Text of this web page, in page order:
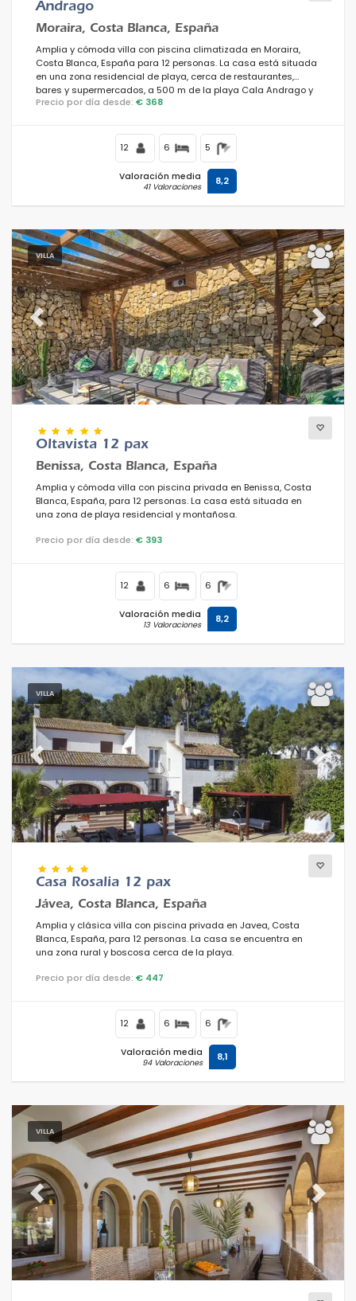
Andrago
Moraira, Costa Blanca, España
Amplia y cómoda villa con piscina climatizada en Moraira,
Costa Blanca, España para 12 personas. La casa está situada
en una zona residencial de playa, cerca de restaurantes,
bares y supermercados, a 500 m de la playa Cala Andrago y
a 0.
Precio por día desde: € 368
12 6 5
Valoración media
41 Valoraciones 8,2
VILLA
Previous Next
Oltavista 12 pax
Benissa, Costa Blanca, España
Amplia y cómoda villa con piscina privada en Benissa, Costa
Blanca, España, para 12 personas. La casa está situada en
una zona de playa residencial y montañosa.
Precio por día desde: € 393
12 6 6
Valoración media
13 Valoraciones 8,2
VILLA
Previous Next
Casa Rosalia 12 pax
Jávea, Costa Blanca, España
Amplia y clásica villa con piscina privada en Javea, Costa
Blanca, España, para 12 personas. La casa se encuentra en
una zona rural y boscosa cerca de la playa.
Precio por día desde: € 447
12 6 6
Valoración media
94 Valoraciones 8,1
VILLA
Previous Next